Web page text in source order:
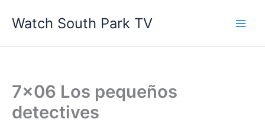
Watch South Park TV
7×06 Los pequeños
detectives